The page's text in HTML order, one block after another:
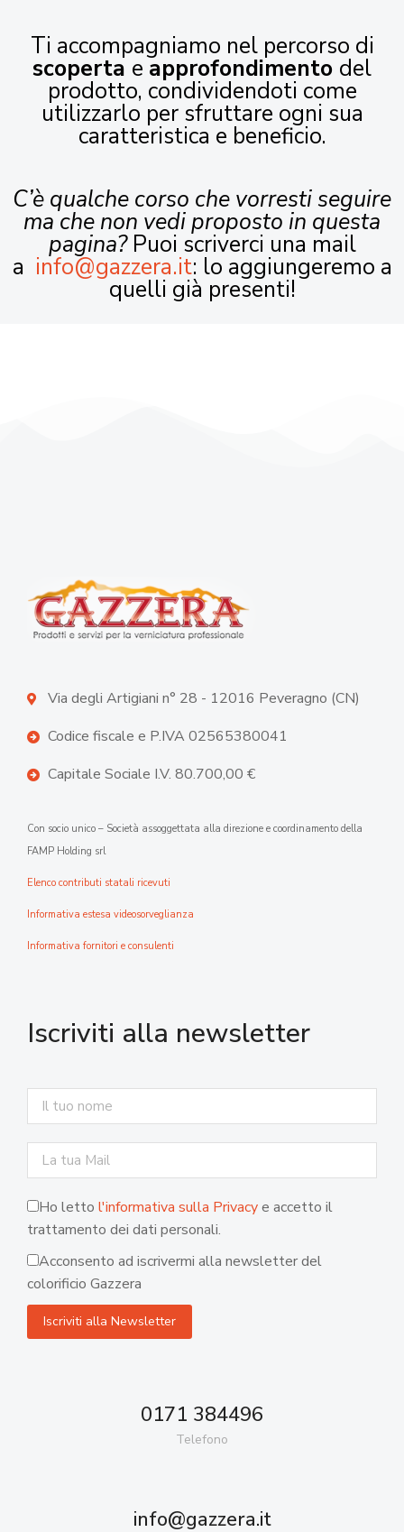
Ti accompagniamo nel percorso di
scoperta e approfondimento del
prodotto, condividendoti come
utilizzarlo per sfruttare ogni sua
caratteristica e beneficio.
C’è qualche corso che vorresti seguire
ma che non vedi proposto in questa
pagina?Puoi scriverci una mail
a info@gazzera.it: lo aggiungeremo a
quelli già presenti!
Via degli Artigiani n° 28 - 12016 Peveragno (CN)
Codice fiscale e P.IVA 02565380041
Capitale Sociale I.V. 80.700,00 €
Con socio unico – Società assoggettata alla direzione e coordinamento della
FAMP Holding srl
Elenco contributi statali ricevuti
Informativa estesa videosorveglianza
Informativa fornitori e consulenti
Iscriviti alla newsletter
Ho letto l'informativa sulla Privacye accetto il
trattamento dei dati personali.
Acconsento ad iscrivermi alla newsletter del
colorificio Gazzera
0171 384496
Telefono
info@gazzera.it